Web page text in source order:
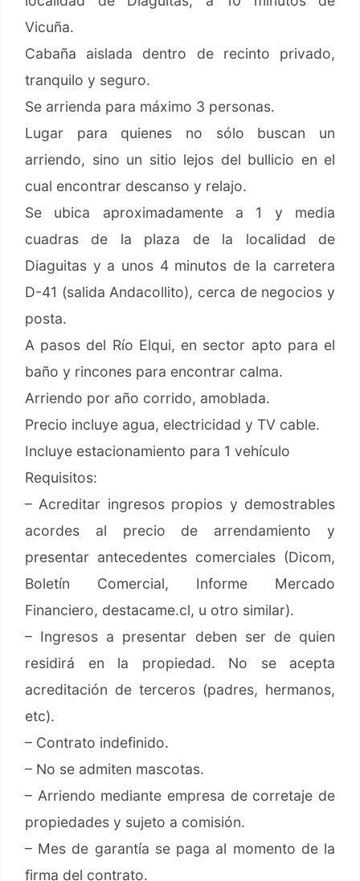
Vicuña.
Cabaña aislada dentro de recinto privado,
tranquilo y seguro.
Se arrienda para máximo 3 personas.
Lugar para quienes no sólo buscan un
arriendo, sino un sitio lejos del bullicio en el
cual encontrar descanso y relajo.
Se ubica aproximadamente a 1 y media
cuadras de la plaza de la localidad de
Diaguitas y a unos 4 minutos de la carretera
D-41 (salida Andacollito), cerca de negocios y
posta.
A pasos del Río Elqui, en sector apto para el
baño y rincones para encontrar calma.
Arriendo por año corrido, amoblada.
Precio incluye agua, electricidad y TV cable.
Incluye estacionamiento para 1 vehículo
Requisitos:
– Acreditar ingresos propios y demostrables
acordes al precio de arrendamiento y
presentar antecedentes comerciales (Dicom,
Boletín Comercial, Informe Mercado
Financiero, destacame.cl, u otro similar).
– Ingresos a presentar deben ser de quien
residirá en la propiedad. No se acepta
acreditación de terceros (padres, hermanos,
etc).
– Contrato indefinido.
– No se admiten mascotas.
– Arriendo mediante empresa de corretaje de
propiedades y sujeto a comisión.
– Mes de garantía se paga al momento de la
firma del contrato.